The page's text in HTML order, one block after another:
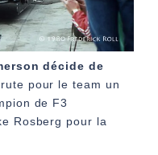
décide de
pour le team un
de F3
Rosberg pour la